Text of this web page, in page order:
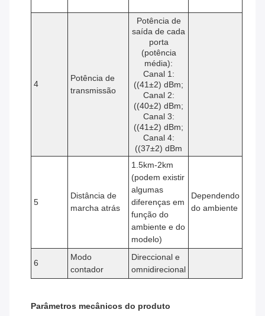
4
Potência de
transmissão
Potência de
saída de cada
porta
(potência
média):
Canal 1:
((41±2) dBm;
Canal 2:
((40±2) dBm;
Canal 3:
((41±2) dBm;
Canal 4:
((37±2) dBm
5
Distância de
marcha atrás
1.5km-2km
(podem existir
algumas
diferenças em
função do
ambiente e do
modelo)
Dependendo
do ambiente
6
Modo
contador
Direccional e
omnidirecional
Parâmetros mecânicos do produto